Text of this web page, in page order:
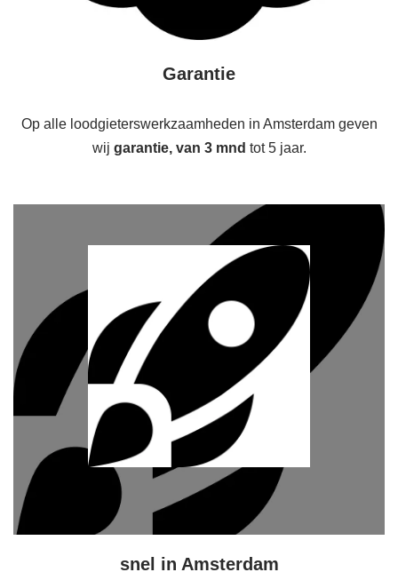
Garantie
Op alle loodgieterswerkzaamheden in Amsterdam geven
wij garantie, van 3 mnd tot 5 jaar.
snel in Amsterdam